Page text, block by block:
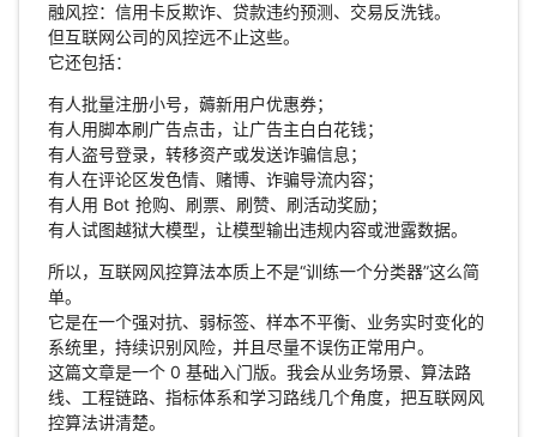
融风控：信用卡反欺诈、贷款违约预测、交易反洗钱。
但互联网公司的风控远不止这些。
它还包括：
有人批量注册小号，薅新用户优惠券；
有人用脚本刷广告点击，让广告主白白花钱；
有人盗号登录，转移资产或发送诈骗信息；
有人在评论区发色情、赌博、诈骗导流内容；
有人用 Bot 抢购、刷票、刷赞、刷活动奖励；
有人试图越狱大模型，让模型输出违规内容或泄露数据。
所以，互联网风控算法本质上不是“训练一个分类器”这么简
单。
它是在一个强对抗、弱标签、样本不平衡、业务实时变化的
系统里，持续识别风险，并且尽量不误伤正常用户。
这篇文章是一个 0 基础入门版。我会从业务场景、算法路
线、工程链路、指标体系和学习路线几个角度，把互联网风
控算法讲清楚。